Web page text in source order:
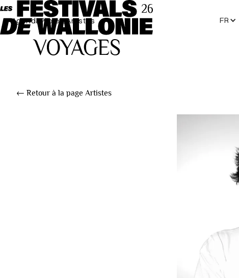
AgendaProjetsArtistes FR
← Retour à la page Artistes